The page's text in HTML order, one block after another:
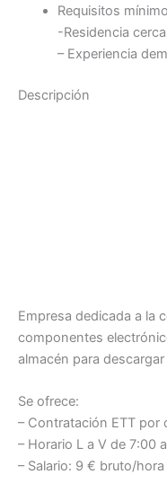
Requisitos
-Residencia
– Experiencia
Descripción
Empresa dedicada a la
componentes
almacén para
Se ofrece:
– Contratación ETT por
– Horario L a V de 7:00
– Salario: 9 € bruto/hora